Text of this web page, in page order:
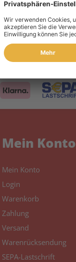
Mein Konto
Mein Konto
Login
Warenkorb
Zahlung
Versand
Warenrücksendung
SEPA-Lastschrift